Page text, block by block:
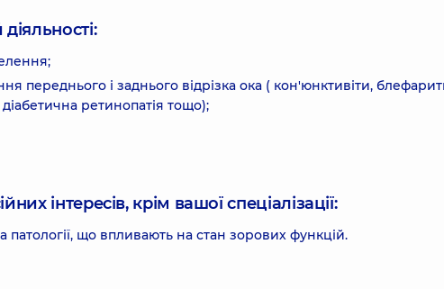
переднього і заднього відрізка ока ( кон'юнктивіти,
діабетична ретинопатія тощо);
інтересів, крім вашої спеціалізації:
що впливають на стан зорових функцій.